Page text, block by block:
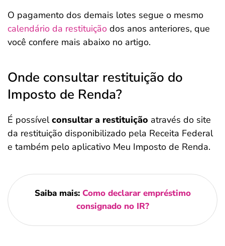
O pagamento dos demais lotes segue o mesmo
calendário da restituição dos anos anteriores, que
você confere mais abaixo no artigo.
Onde consultar restituição do
Imposto de Renda?
É possívelconsultar a restituição através do site
da restituição disponibilizado pela Receita Federal
e também pelo aplicativo Meu Imposto de Renda.
Saiba mais: Como declarar empréstimo
consignado no IR?